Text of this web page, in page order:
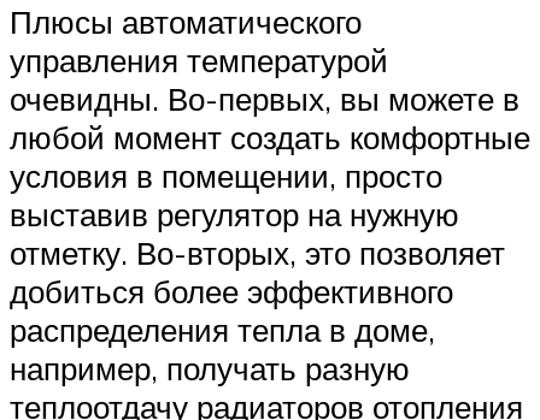
Плюсы автоматического
управления температурой
очевидны. Во-первых, вы можете в
любой момент создать комфортные
условия в помещении, просто
выставив регулятор на нужную
отметку. Во-вторых, это позволяет
добиться более эффективного
распределения тепла в доме,
например, получать разную
теплоотдачу радиаторов отопления